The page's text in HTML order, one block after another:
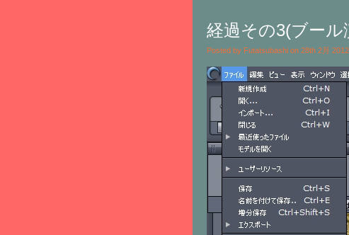
経過その3(ブー
Posted by Futatsubashi on 28th 2月